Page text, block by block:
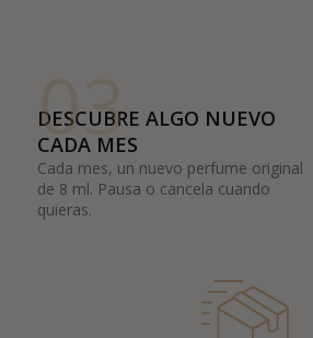
03
DESCUBRE ALGO NUEVO
CADA MES
Cada mes, un nuevo perfume original
de 8 ml. Pausa o cancela cuando
quieras.